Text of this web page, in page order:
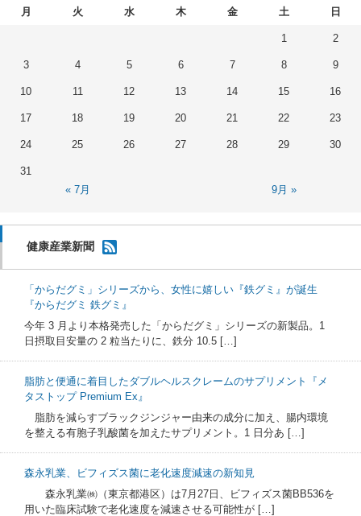
月 火 水 木 金 土 日
1 2
3 4 5 6 7 8 9
10 11 12 13 14 15 16
17 18 19 20 21 22 23
24 25 26 27 28 29 30
31
« 7月
9月 »
健康産業新聞
「からだグミ」シリーズから、女性に嬉しい『鉄グミ』が誕生
『からだグミ 鉄グミ』
今年 3 月より本格発売した「からだグミ」シリーズの新製品。1
日摂取目安量の 2 粒当たりに、鉄分 10.5 […]
脂肪と便通に着目したダブルヘルスクレームのサプリメント『メ
タストップ Premium Ex』
脂肪を減らすブラックジンジャー由来の成分に加え、腸内環境
を整える有胞子乳酸菌を加えたサプリメント。1 日分あ […]
森永乳業、ビフィズス菌に老化速度減速の新知見
森永乳業㈱（東京都港区）は7月27日、ビフィズス菌BB536を
用いた臨床試験で老化速度を減速させる可能性が […]